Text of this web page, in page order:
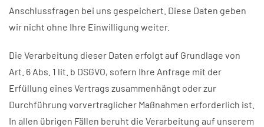
Anschlussfragen bei uns gespeichert. Diese Daten geben
wir nicht ohne Ihre Einwilligung weiter.
Die Verarbeitung dieser Daten erfolgt auf Grundlage von
Art. 6 Abs. 1 lit. b DSGVO, sofern Ihre Anfrage mit der
Erfüllung eines Vertrags zusammenhängt oder zur
Durchführung vorvertraglicher Maßnahmen erforderlich ist.
In allen übrigen Fällen beruht die Verarbeitung auf unserem